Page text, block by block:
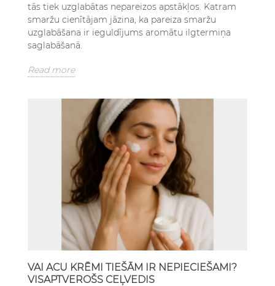
tās tiek uzglabātas nepareizos apstākļos. Katram
smaržu cienītājam jāzina, ka pareiza smaržu
uzglabāšana ir ieguldījums aromātu ilgtermiņa
saglabāšanā.
Read more
VAI ACU KRĒMI TIEŠĀM IR NEPIECIEŠAMI?
VISAPTVEROŠS CEĻVEDIS